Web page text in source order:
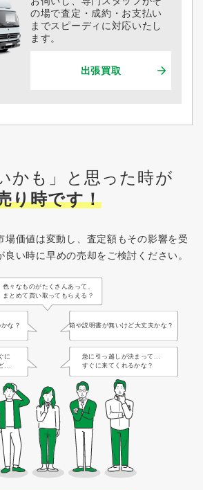
の場で査定・成約・お支払い
までスピーディに対応いたし
ます。
出張買取
かも」と思った時が
り時です！
場価値は変動し、査定額もその影響を受
良い時に早めの売却をご検討ください。
色々なものがたくさんあって、
まとめて買い取ってもらえる？
な？ 箱や説明書が無いけど大丈夫かな？
に
...
急に引っ越しが決まって...
すぐに来てくれるかな？